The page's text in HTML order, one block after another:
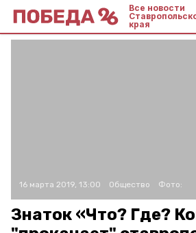
Все новости
края
16 марта 2019, 13:00 Общество Фото:
Знаток «Что? Где?